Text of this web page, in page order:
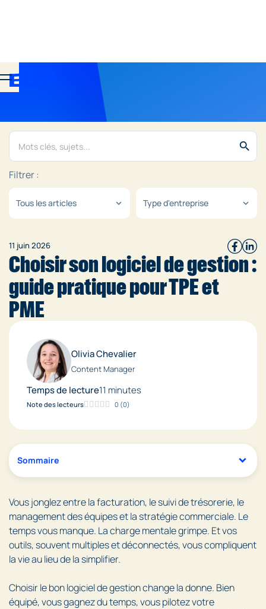
Filtrer :
Tous les articles expand_more Type d'entreprise expand_more
search
11 juin 2026
Choisir son logiciel de gestion :
guide pratique pour TPE et
PME
Olivia Chevalier
Content Manager
Temps de lecture11 minutes
Note des lecteurs 0 (0)
Sommaire
Vous jonglez entre la facturation, le suivi de trésorerie, le
management des équipes et la stratégie commerciale. Le
temps vous manque. La charge mentale grimpe. Et vos
outils, souvent multiples et déconnectés, vous compliquent
la vie au lieu de la simplifier.
Choisir le bon logiciel de gestion change la donne. Bien
équipé, vous gagnez du temps, vous pilotez votre